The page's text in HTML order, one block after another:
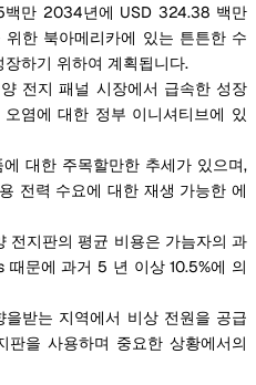
백만 2034년에 USD 324.38 백만
한 북아메리카에 있는 튼튼한 수
하기 위하여 계획됩니다.
전지 패널 시장에서 급속한 성장
염에 대한 정부 이니셔티브에 있
대한 주목할만한 추세가 있으며,
전력 수요에 대한 재생 가능한 에
전지판의 평균 비용은 가늠자의 과
문에 과거 5 년 이상 10.5%에 의
받는 지역에서 비상 전원을 공급
을 사용하며 중요한 상황에서의